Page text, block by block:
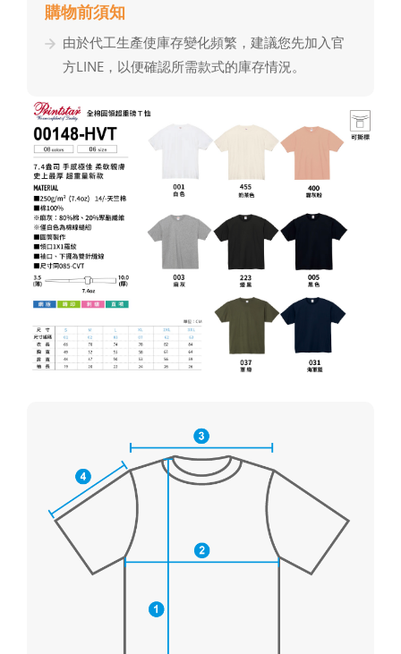
購物前須知
由於代⼯⽣產使庫存變化頻繁，建議您先加入官
⽅LINE，以便確認所需款式的庫存情況。